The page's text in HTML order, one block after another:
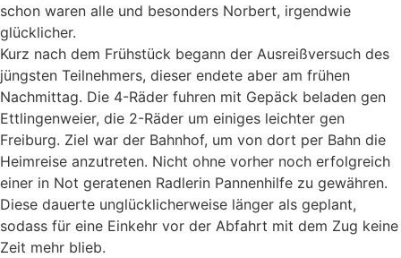
schon waren alle und besonders Norbert, irgendwie
glücklicher.
Kurz nach dem Frühstück begann der Ausreißversuch des
jüngsten Teilnehmers, dieser endete aber am frühen
Nachmittag. Die 4-Räder fuhren mit Gepäck beladen gen
Ettlingenweier, die 2-Räder um einiges leichter gen
Freiburg. Ziel war der Bahnhof, um von dort per Bahn die
Heimreise anzutreten. Nicht ohne vorher noch erfolgreich
einer in Not geratenen Radlerin Pannenhilfe zu gewähren.
Diese dauerte unglücklicherweise länger als geplant,
sodass für eine Einkehr vor der Abfahrt mit dem Zug keine
Zeit mehr blieb.